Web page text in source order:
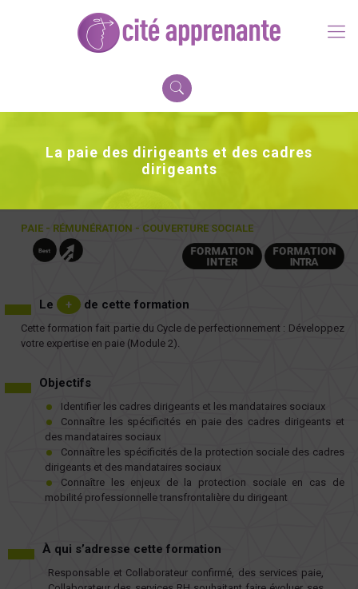
La paie des dirigeants et des cadres
dirigeants
PAIE - RÉMUNÉRATION - COUVERTURE SOCIALE
Le + de cette formation
Cette formation fait partie du Cycle de perfectionnement : Développez
votre expertise en paie (Module 2).
Objectifs
Identifier les cadres dirigeants et les mandataires sociaux
Connaître les spécificités en paie des cadres dirigeants et
des mandataires sociaux
Connaître les spécificités de la protection sociale des cadres
dirigeants et des mandataires sociaux
Connaître les enjeux de la protection sociale en cas de
mobilité professionnelle transfrontalière du dirigeant
À qui s’adresse cette formation
Responsable et Collaborateur confirmé, des services paie,